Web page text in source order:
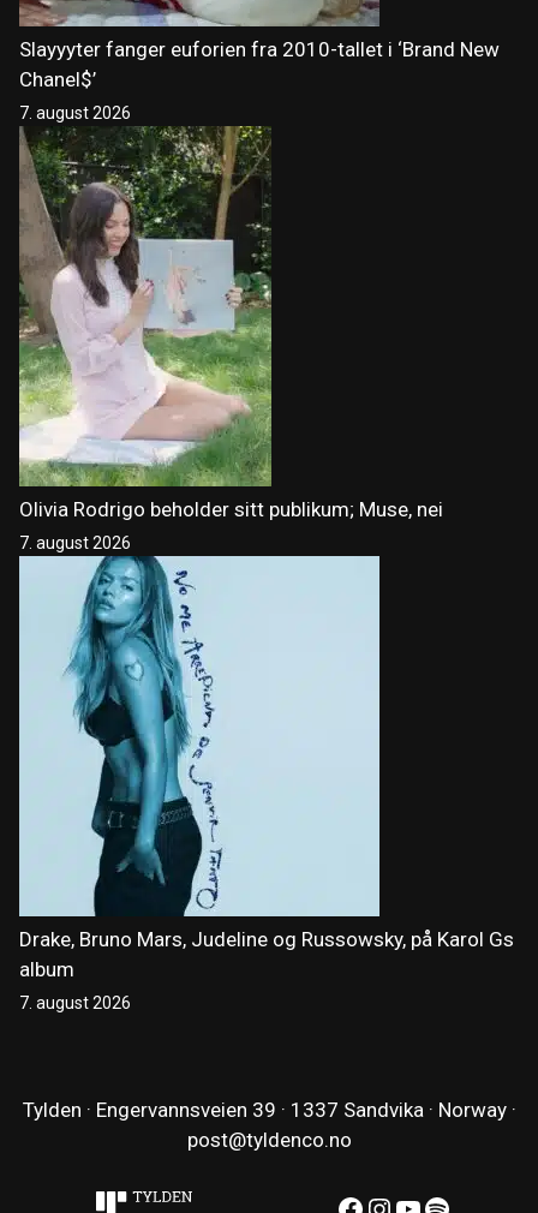
Slayyyter fanger euforien fra 2010-tallet i ‘Brand New
Chanel$’
7. august 2026
Olivia Rodrigo beholder sitt publikum; Muse, nei
7. august 2026
Drake, Bruno Mars, Judeline og Russowsky, på Karol Gs
album
7. august 2026
Tylden · Engervannsveien 39 · 1337 Sandvika · Norway ·
post@tyldenco.no